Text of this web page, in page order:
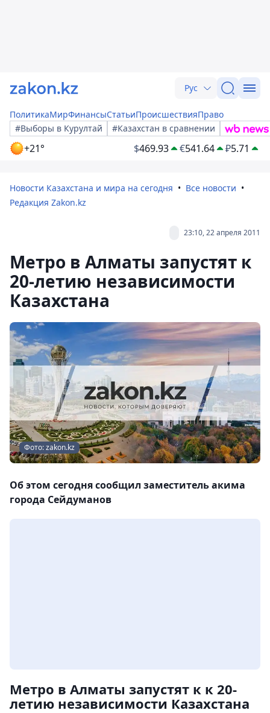
Рус
ПолитикаМирФинансыСтатьиПроисшествияПраво
#Выборы в Курултай
#Казахстан в сравнении
+21° $469.93 €541.64 ₽5.71
Новости Казахстана и мира на сегодня
Все новости
Редакция Zakon.kz
23:10, 22 апреля 2011
Метро в Алматы запустят к
20-летию независимости
Казахстана
Фото: zakon.kz
Об этом сегодня сообщил заместитель акима
города Сейдуманов
Метро в Алматы запустят к к 20-
летию независимости Казахстана